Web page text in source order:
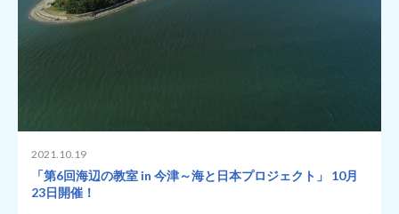
2021.10.19
「第6回海辺の教室 in 今津～海と日本プロジェクト」 10月
23日開催！